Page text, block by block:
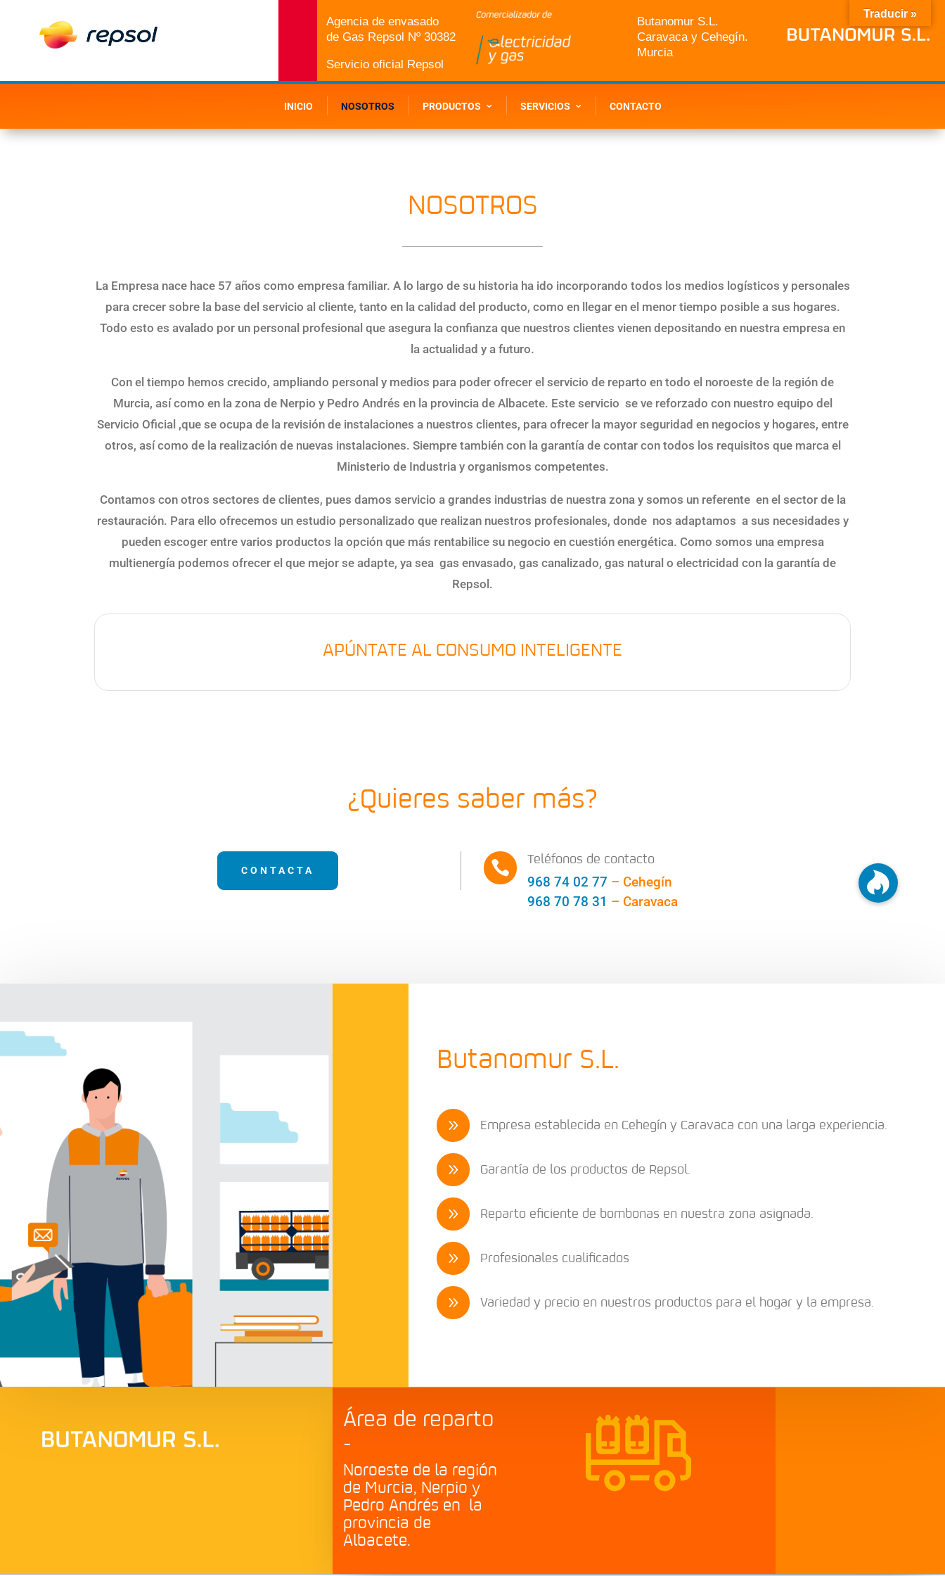
Agencia de envasado
de Gas Repsol Nº 30382
Servicio oficial Repsol
Butanomur S.L.
Caravaca y Cehegín.
Murcia
INICIO NOSOTROS PRODUCTOS SERVICIOS CONTACTO
NOSOTROS
La Empresa nace hace 57 años como empresa familiar. A lo largo de su historia ha ido incorporando todos los medios logísticos y personales
para crecer sobre la base del servicio al cliente, tanto en la calidad del producto, como en llegar en el menor tiempo posible a sus hogares.
Todo esto es avalado por un personal profesional que asegura la confianza que nuestros clientes vienen depositando en nuestra empresa en
la actualidad y a futuro.
Con el tiempo hemos crecido, ampliando personal y medios para poder ofrecer el servicio de reparto en todo el noroeste de la región de
Murcia, así como en la zona de Nerpio y Pedro Andrés en la provincia de Albacete. Este servicio se ve reforzado con nuestro equipo del
Servicio Oficial ,que se ocupa de la revisión de instalaciones a nuestros clientes, para ofrecer la mayor seguridad en negocios y hogares, entre
otros, así como de la realización de nuevas instalaciones. Siempre también con la garantía de contar con todos los requisitos que marca el
Ministerio de Industria y organismos competentes.
Contamos con otros sectores de clientes, pues damos servicio a grandes industrias de nuestra zona y somos un referente en el sector de la
restauración. Para ello ofrecemos un estudio personalizado que realizan nuestros profesionales, donde nos adaptamos a sus necesidades y
pueden escoger entre varios productos la opción que más rentabilice su negocio en cuestión energética. Como somos una empresa
multienergía podemos ofrecer el que mejor se adapte, ya sea gas envasado, gas canalizado, gas natural o electricidad con la garantía de
Repsol.
APÚNTATE AL CONSUMO INTELIGENTE
¿Quieres saber más?
CONTACTA  Teléfonos de contacto
968 74 02 77 – Cehegín
968 70 78 31 – Caravaca
Butanomur S.L.
9 Empresa establecida en Cehegín y Caravaca con una larga experiencia.
9 Garantía de los productos de Repsol.
9 Reparto eficiente de bombonas en nuestra zona asignada.
9 Profesionales cualificados
9 Variedad y precio en nuestros productos para el hogar y la empresa.
Área de reparto
-
Noroeste de la región
de Murcia, Nerpio y
Pedro Andrés en la
provincia de
Albacete.
Traducir »